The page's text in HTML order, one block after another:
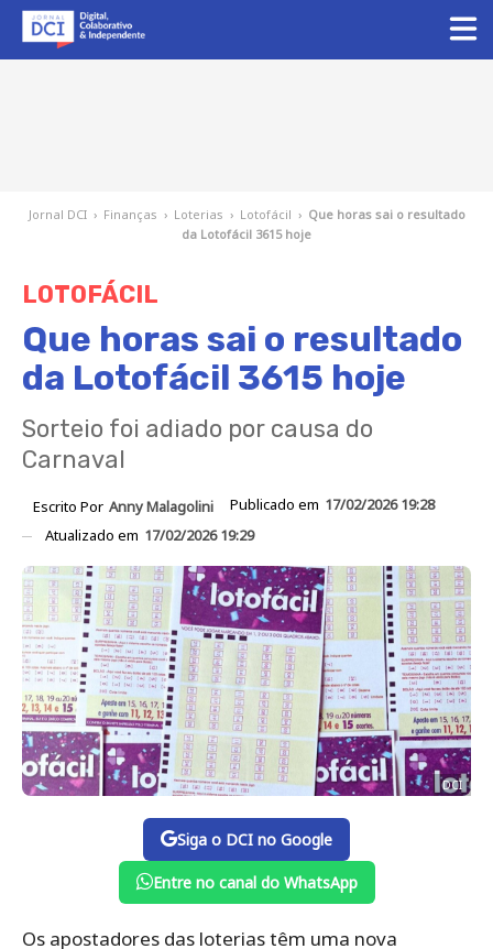
Jornal DCI › Finanças › Loterias › Lotofácil › Que horas sai o resultado
da Lotofácil 3615 hoje
LOTOFÁCIL
Que horas sai o resultado
da Lotofácil 3615 hoje
Sorteio foi adiado por causa do
Carnaval
Escrito Por Anny Malagolini Publicado em 17/02/2026 19:28
Atualizado em 17/02/2026 19:29
DCI
Siga o DCI no Google
Entre no canal do WhatsApp
Os apostadores das loterias têm uma nova